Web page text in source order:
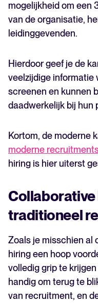
mogelijkheid om een
van de organisatie,
leidinggevenden.
Hierdoor geef je de
veelzijdige informatie
screenen en kunnen
daadwerkelijk bij hun
Kortom, de moderne
moderne
hiring is hier uiterst
Collaborative
traditioneel
Zoals je misschien al
hiring een hoop
volledig grip te
handig om terug te
van recruitment, en